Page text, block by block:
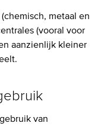
metaal en
(vooral voor
aanzienlijk kleiner
van